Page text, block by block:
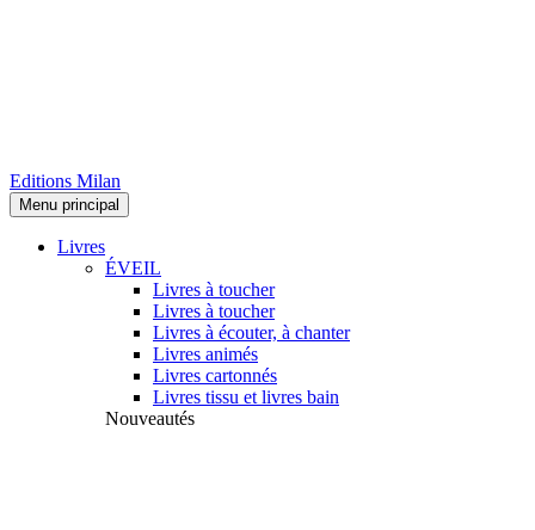
Editions Milan
Menu principal
Livres
ÉVEIL
Livres à toucher
Livres à toucher
Livres à écouter, à chanter
Livres animés
Livres cartonnés
Livres tissu et livres bain
Nouveautés